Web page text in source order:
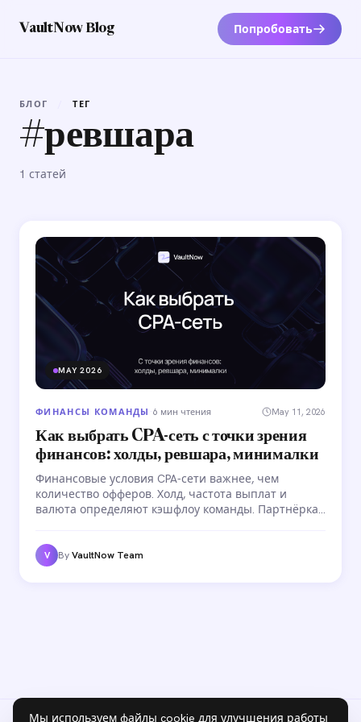
VaultNow Blog Попробовать
БЛОГ ТЕГ
#ревшара
1 статей
MAY 2026
ФИНАНСЫ КОМАНДЫ ·6 мин чтения May 11, 2026
Как выбрать CPA-сеть с точки зрения
финансов: холды, ревшара, минималки
Финансовые условия CPA-сети важнее, чем
количество офферов. Холд, частота выплат и
валюта определяют кэшфлоу команды. Партнёрка
оценить CPA-сеть по деньгам.
V ByVaultNow Team
Мы используем файлы cookie для улучшения работы